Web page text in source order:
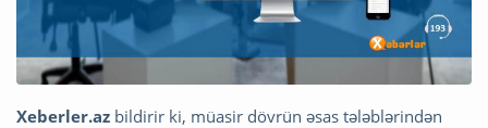
Xeberler.az bildirir ki, müasir dövrün əsas tələblərindən